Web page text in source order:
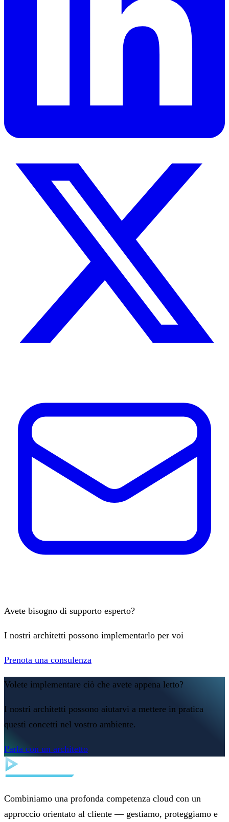
Avete bisogno di supporto esperto?
I nostri architetti possono implementarlo per voi
Prenota una consulenza
Volete implementare ciò che avete appena letto?
I nostri architetti possono aiutarvi a mettere in pratica
questi concetti nel vostro ambiente.
Parla con un architetto
Combiniamo una profonda competenza cloud con un
approccio orientato al cliente — gestiamo, proteggiamo e